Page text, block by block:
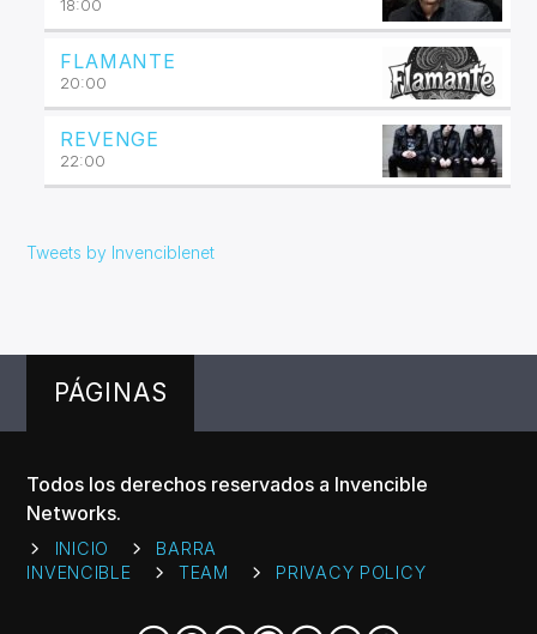
18:00
FLAMANTE
20:00
REVENGE
22:00
Tweets by Invenciblenet
PÁGINAS
Todos los derechos reservados a Invencible
Networks.
INICIO
BARRA
INVENCIBLE
TEAM PRIVACY POLICY